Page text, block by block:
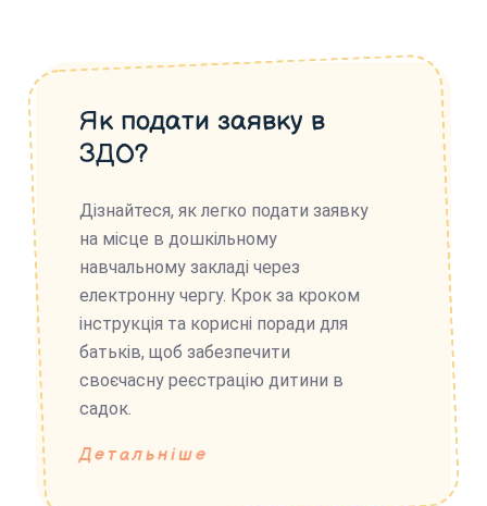
Як подати заявку в
ЗДО?
Дізнайтеся, як легко подати заявку
на місце в дошкільному
навчальному закладі через
електронну чергу. Крок за кроком
інструкція та корисні поради для
батьків, щоб забезпечити
своєчасну реєстрацію дитини в
садок.
Детальніше